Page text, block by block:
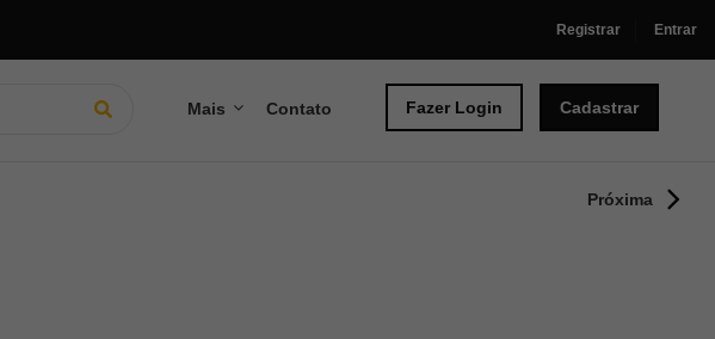
Registrar Entrar
Mais Contato Fazer Login Cadastrar
Próxima